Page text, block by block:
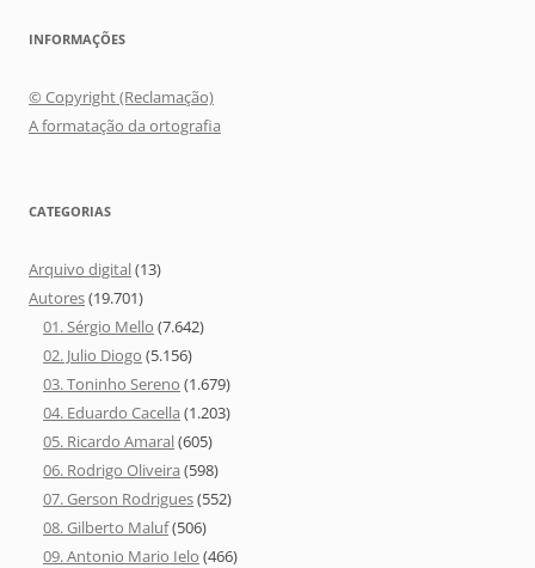
INFORMAÇÕES
© Copyright (Reclamação)
A formatação da ortografia
CATEGORIAS
Arquivo digital(13)
Autores(19.701)
01. Sérgio Mello (7.642)
02. Julio Diogo (5.156)
03. Toninho Sereno (1.679)
04. Eduardo Cacella (1.203)
05. Ricardo Amaral(605)
06. Rodrigo Oliveira (598)
07. Gerson Rodrigues(552)
08. Gilberto Maluf(506)
09. Antonio Mario Ielo (466)